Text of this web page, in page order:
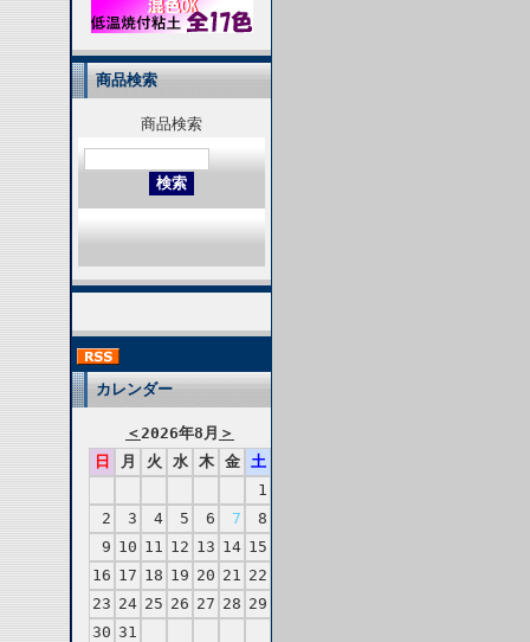
商品検索
商品検索
カレンダー
＜2026年8月 ＞
日
月 火 水 木 金
土
1
2
3 4 5 6 7
8
9 10 11 12 13 14 15
16 17 18 19 20 21 22
23 24 25 26 27 28 29
30 31